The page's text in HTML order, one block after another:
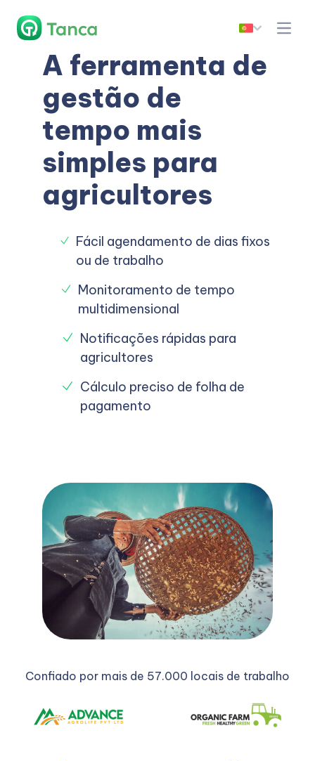
A ferramenta de
gestão de
tempo mais
simples para
agricultores
Fácil agendamento de dias fixos
ou de trabalho
Monitoramento de tempo
multidimensional
Notificações rápidas para
agricultores
Cálculo preciso de folha de
pagamento
Confiado por mais de 57.000 locais de trabalho